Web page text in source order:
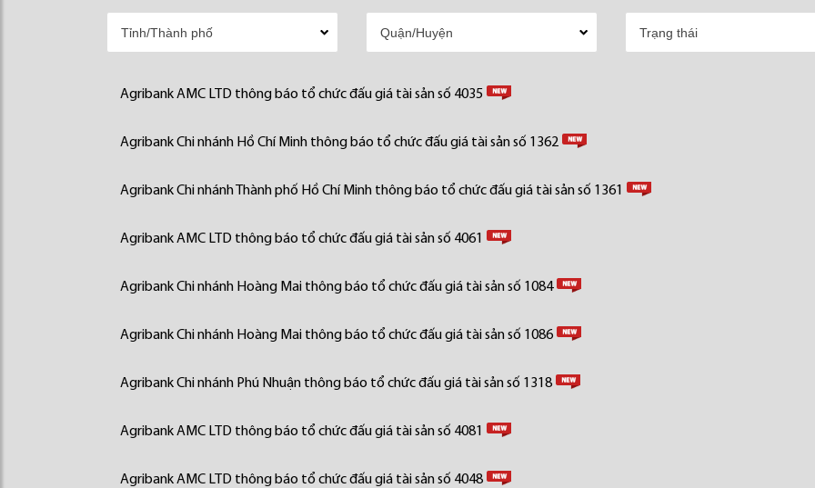
Agribank AMC LTD thông báo tổ chức đấu giá tài sản số 4035
Agribank Chi nhánh Hồ Chí Minh thông báo tổ chức đấu giá tài sản số 1362
Agribank Chi nhánh Thành phố Hồ Chí Minh thông báo tổ chức đấu giá tài sản số 1361
Agribank AMC LTD thông báo tổ chức đấu giá tài sản số 4061
Agribank Chi nhánh Hoàng Mai thông báo tổ chức đấu giá tài sản số 1084
Agribank Chi nhánh Hoàng Mai thông báo tổ chức đấu giá tài sản số 1086
Agribank Chi nhánh Phú Nhuận thông báo tổ chức đấu giá tài sản số 1318
Agribank AMC LTD thông báo tổ chức đấu giá tài sản số 4081
Agribank AMC LTD thông báo tổ chức đấu giá tài sản số 4048